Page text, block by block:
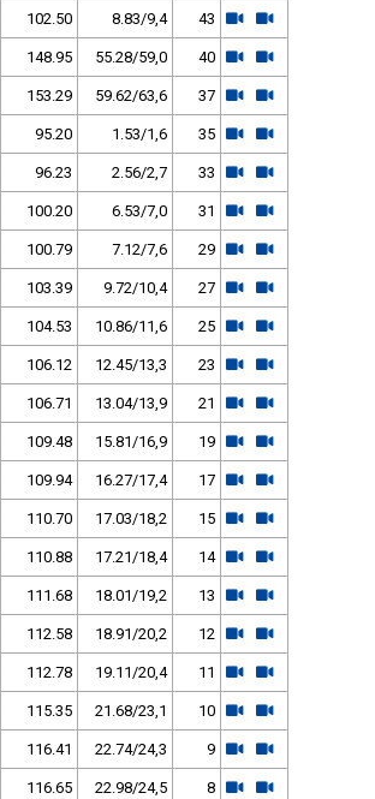
102.50 8.83/9,4 43
148.95 55.28/59,0 40
153.29 59.62/63,6 37
95.20 1.53/1,6 35
96.23 2.56/2,7 33
100.20 6.53/7,0 31
100.79 7.12/7,6 29
103.39 9.72/10,4 27
104.53 10.86/11,6 25
106.12 12.45/13,3 23
106.71 13.04/13,9 21
109.48 15.81/16,9 19
109.94 16.27/17,4 17
110.70 17.03/18,2 15
110.88 17.21/18,4 14
111.68 18.01/19,2 13
112.58 18.91/20,2 12
112.78 19.11/20,4 11
115.35 21.68/23,1 10
116.41 22.74/24,3 9
116.65 22.98/24,5 8